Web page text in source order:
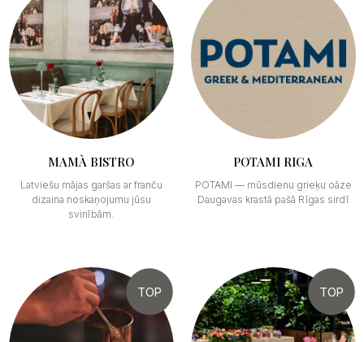
MAMÀ BISTRO
Latviešu mājas garšas ar franču
dizaina noskaņojumu jūsu
svinībām.
POTAMI RIGA
POTAMI — mūsdienu grieķu oāze
Daugavas krastā pašā Rīgas sirdī
TOP TOP